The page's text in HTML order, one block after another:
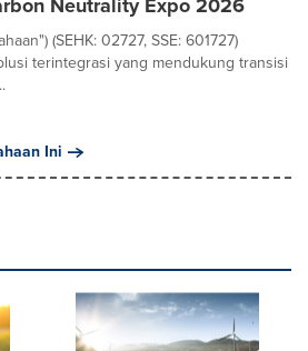
(SEHK: 02727, SSE: 601727)
terintegrasi yang mendukung transisi
Ini